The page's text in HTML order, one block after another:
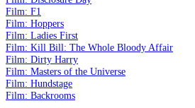
Film: F1
Film: Hoppers
Film: Ladies First
Film: Kill Bill: The Whole Bloody Affair
Film: Dirty Harry
Film: Masters of the Universe
Film: Hundstage
Film: Backrooms